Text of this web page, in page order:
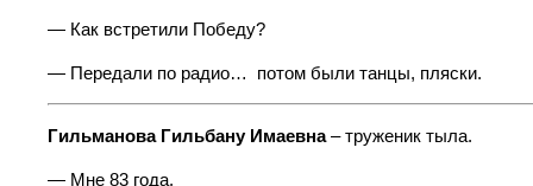
— Как встретили Победу?
— Передали по радио… потом были танцы, пляски.
Гильманова Гильбану Имаевна– труженик тыла.
— Мне 83 года.